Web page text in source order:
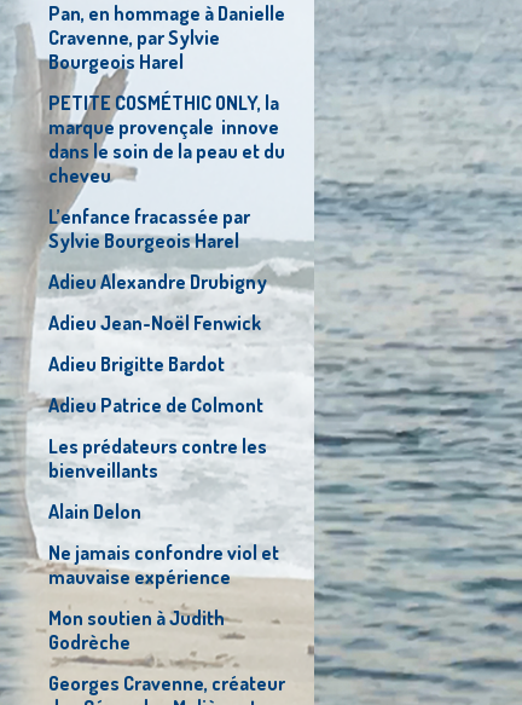
Pan, en hommage à Danielle
Cravenne, par Sylvie
Bourgeois Harel
PETITE COSMÉTHIC ONLY, la
marque provençale innove
dans le soin de la peau et du
cheveu
L’enfance fracassée par
Sylvie Bourgeois Harel
Adieu Alexandre Drubigny
Adieu Jean-Noël Fenwick
Adieu Brigitte Bardot
Adieu Patrice de Colmont
Les prédateurs contre les
bienveillants
Alain Delon
Ne jamais confondre viol et
mauvaise expérience
Mon soutien à Judith
Godrèche
Georges Cravenne, créateur